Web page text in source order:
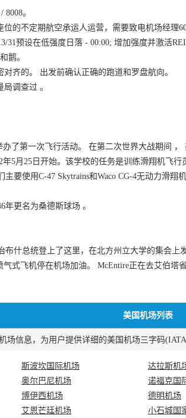
。
的不定期航空承运人运营，需要致电机场经理
预设在低强度日落 - 00:00; 增加强度并激活
鹅。
齐的。 出发前确认正确的跑道和罗盘航向。
调查过 。
办了第一次飞行活动。 在第二次世界大战期间
年5月25日开始。该学校的任务是训练滑翔机飞
要使用C-47 Skytrains和Waco CG-4无动力滑翔机
年更名为桑德斯球场 。
什总统登上了这里，在北方州立大学的集会上
气式飞机停在机场加油。 McEntire正在去艾伯塔
美国机场列表
场信息，为用户提供详细的美国机场三字码
斯波坎国际机场 达拉斯机
奥尔巴尼机场 诺福克国
博伊西机场 德明机场
艾恩芒廷机场 小石城国